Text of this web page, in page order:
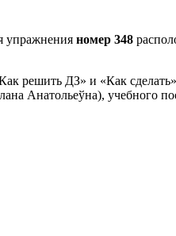
упражнения номер 348
решить ДЗ» и «Как
Анатольеўна), учебного